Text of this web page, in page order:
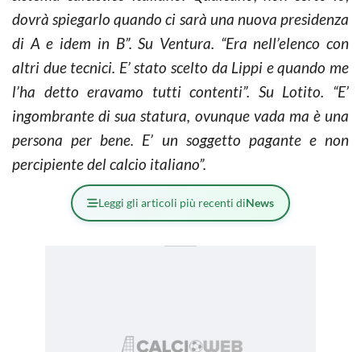
dovrà spiegarlo quando ci sarà una nuova presidenza
di A e idem in B”. Su Ventura. “Era nell’elenco con
altri due tecnici. E’ stato scelto da Lippi e quando me
l’ha detto eravamo tutti contenti”. Su Lotito. “E’
ingombrante di sua statura, ovunque vada ma è una
persona per bene. E’ un soggetto pagante e non
percipiente del calcio italiano”.
Leggi gli articoli più recenti diNews